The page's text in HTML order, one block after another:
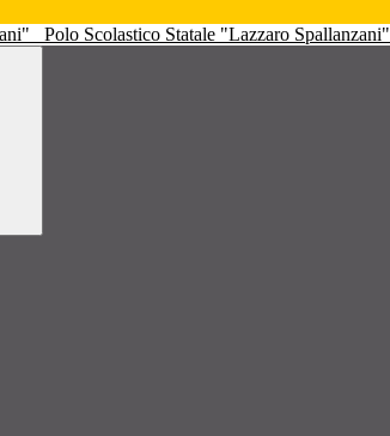
Polo Scolastico Statale "Lazzaro Spallanzani"